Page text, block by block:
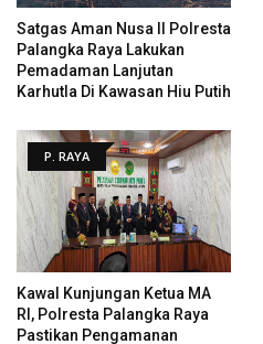
Satgas Aman Nusa II Polresta
Palangka Raya Lakukan
Pemadaman Lanjutan
Karhutla Di Kawasan Hiu Putih
P. RAYA
Kawal Kunjungan Ketua MA
RI, Polresta Palangka Raya
Pastikan Pengamanan